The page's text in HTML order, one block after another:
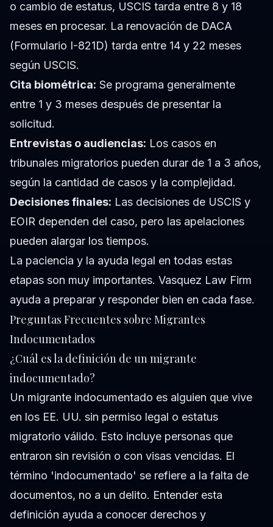
o cambio de estatus, USCIS tarda entre 8 y 18
meses en procesar. La renovación de DACA
(Formulario I-821D) tarda entre 14 y 22 meses
según USCIS.
Cita biométrica: Se programa generalmente
entre 1 y 3 meses después de presentar la
solicitud.
Entrevistas o audiencias: Los casos en
tribunales migratorios pueden durar de 1 a 3 años,
según la cantidad de casos y la complejidad.
Decisiones finales: Las decisiones de USCIS y
EOIR dependen del caso, pero las apelaciones
pueden alargar los tiempos.
La paciencia y la ayuda legal en todas estas
etapas son muy importantes. Vasquez Law Firm
ayuda a preparar y responder bien en cada fase.
Preguntas Frecuentes sobre Migrantes
Indocumentados
¿Cuál es la definición de un migrante
indocumentado?
Un migrante indocumentado es alguien que vive
en los EE. UU. sin permiso legal o estatus
migratorio válido. Esto incluye personas que
entraron sin revisión o con visas vencidas. El
término 'indocumentado' se refiere a la falta de
documentos, no a un delito. Entender esta
definición ayuda a conocer derechos y